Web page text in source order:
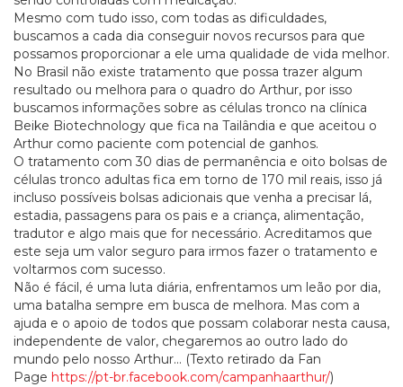
Mesmo com tudo isso, com todas as dificuldades,
buscamos a cada dia conseguir novos recursos para que
possamos proporcionar a ele uma qualidade de vida melhor.
No Brasil não existe tratamento que possa trazer algum
resultado ou melhora para o quadro do Arthur, por isso
buscamos informações sobre as células tronco na clínica
Beike Biotechnology que fica na Tailândia e que aceitou o
Arthur como paciente com potencial de ganhos.
O tratamento com 30 dias de permanência e oito bolsas de
células tronco adultas fica em torno de 170 mil reais, isso já
incluso possíveis bolsas adicionais que venha a precisar lá,
estadia, passagens para os pais e a criança, alimentação,
tradutor e algo mais que for necessário. Acreditamos que
este seja um valor seguro para irmos fazer o tratamento e
voltarmos com sucesso.
Não é fácil, é uma luta diária, enfrentamos um leão por dia,
uma batalha sempre em busca de melhora. Mas com a
ajuda e o apoio de todos que possam colaborar nesta causa,
independente de valor, chegaremos ao outro lado do
mundo pelo nosso Arthur… (Texto retirado da Fan
Page https://pt-br.facebook.com/campanhaarthur/)